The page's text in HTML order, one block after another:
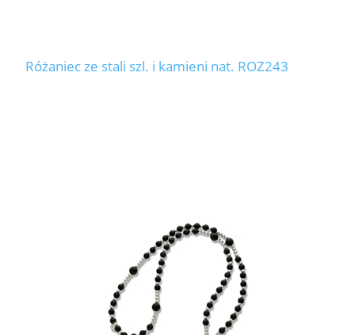
Różaniec ze stali szl. i kamieni nat. ROZ243